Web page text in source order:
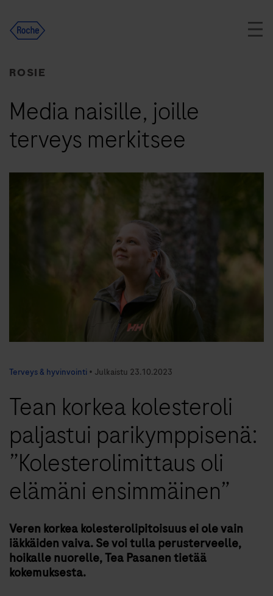
content
ROSIE
Media naisille, joille
terveys merkitsee
Terveys & hyvinvointi • Julkaistu 23.10.2023
Tean korkea kolesteroli
paljastui parikymppisenä:
”Kolesterolimittaus oli
elämäni ensimmäinen”
Veren korkea kolesterolipitoisuus ei ole vain
iäkkäiden vaiva. Se voi tulla perusterveelle,
hoikalle nuorelle, Tea Pasanen tietää
kokemuksesta.